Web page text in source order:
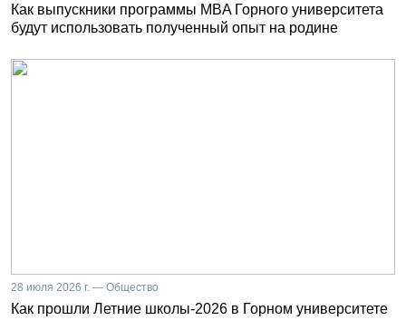
Как выпускники программы MBA Горного университета
будут использовать полученный опыт на родине
28 июля 2026 г. — Общество
Как прошли Летние школы-2026 в Горном университете